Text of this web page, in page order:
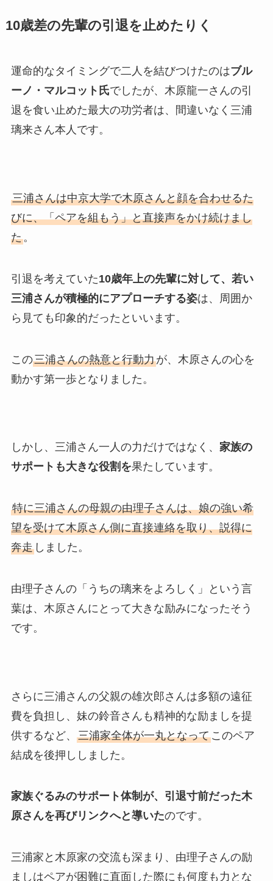
10歳差の先輩の引退を止めたりく
運命的なタイミングで二人を結びつけたのはブル
ーノ・マルコット氏でしたが、木原龍一さんの引
退を食い止めた最大の功労者は、間違いなく三浦
璃来さん本人です。
三浦さんは中京大学で木原さんと顔を合わせるた
びに、「ペアを組もう」と直接声をかけ続けまし
た。
引退を考えていた10歳年上の先輩に対して、若い
三浦さんが積極的にアプローチする姿は、周囲か
ら見ても印象的だったといいます。
この三浦さんの熱意と行動力が、木原さんの心を
動かす第一歩となりました。
しかし、三浦さん一人の力だけではなく、 家族の
サポートも大きな役割を果たしています。
特に三浦さんの母親の由理子さんは、娘の強い希
望を受けて木原さん側に直接連絡を取り、説得に
奔走しました。
由理子さんの「うちの璃来をよろしく」という言
葉は、木原さんにとって大きな励みになったそう
です。
さらに三浦さんの父親の雄次郎さんは多額の遠征
費を負担し、妹の鈴音さんも精神的な励ましを提
供するなど、 三浦家全体が一丸となってこのペア
結成を後押ししました。
家族ぐるみのサポート体制が、引退寸前だった木
原さんを再びリンクへと導いたのです。
三浦家と木原家の交流も深まり、由理子さんの励
ましはペアが困難に直面した際にも何度も力とな